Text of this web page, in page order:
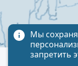
Мы
запретить